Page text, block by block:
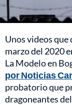
Unos videos que
marzo del 2020
La Modelo en
por Noticias
probatorio que
dragoneantes